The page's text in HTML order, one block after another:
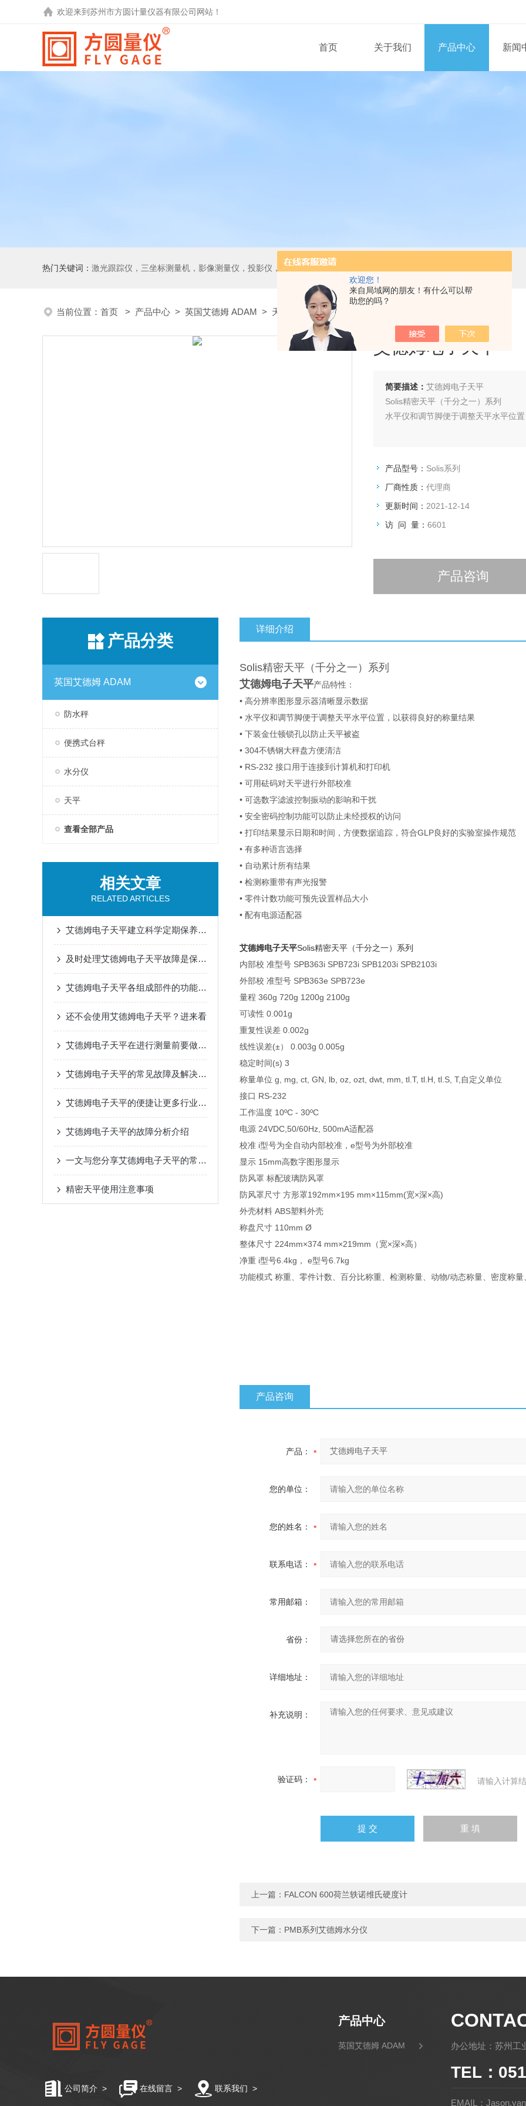
欢迎您！
来自局域网的朋友！有什么可以帮
助您的吗？
欢迎来到 苏州市方圆计量仪器有限公司 网站！
首页 关于我们 产品中心 新闻
热门关键词： 激光跟踪仪，三坐标测量机，影像测量仪，投影仪，工具显微镜，粗糙度仪、轮廓仪，圆度圆柱度仪，齿轮啮合仪，齿轮检测中心，测高仪，测长仪，激光测径仪，气动量仪，通用量具，硬度计，光谱分析仪，万能试验机，金相设备，内窥镜，无损检测，环境试验，表面涂装检测等精密仪器
当前位置： 首页 > 产品中心 > 英国艾德姆 ADAM > 天平 > Solis系列艾德姆电子天平
艾德姆电子天平
简要描述： 艾德姆电子天平
Solis精密天平（千分之一）系列
水平仪和调节脚便于调整天平水平位
产品型号： Solis系列
厂商性质： 代理商
更新时间： 2021-12-14
访 问 量： 6601
产品咨询
产品分类
英国艾德姆 ADAM
防水秤
便携式台秤
水分仪
天平
查看全部产品
相关文章
RELATED ARTICLES
艾德姆电子天平建立科学定期保养机制的重要性分享
及时处理艾德姆电子天平故障是保障数据可靠性的关键
艾德姆电子天平各组成部件的功能特点分享
还不会使用艾德姆电子天平？进来看
艾德姆电子天平在进行测量前要做好这些准备工作
艾德姆电子天平的常见故障及解决方法分享
艾德姆电子天平的便捷让更多行业都选择了它
艾德姆电子天平的故障分析介绍
一文与您分享艾德姆电子天平的常见故障解决方法
精密天平使用注意事项
详细介绍
Solis精密天平（千分之一）系列
艾德姆电子天平产品特性：
• 高分辨率图形显示器清晰显示数据
• 水平仪和调节脚便于调整天平水平位置，以获得良好的称量结果
• 下装金仕顿锁孔以防止天平被盗
• 304不锈钢大秤盘方便清洁
• RS-232 接口用于连接到计算机和打印机
• 可用砝码对天平进行外部校准
• 可选数字滤波控制振动的影响和干扰
• 安全密码控制功能可以防止未经授权的访问
• 打印结果显示日期和时间，方便数据追踪，符合GLP良好的实验室操作规范
• 有多种语言选择
• 自动累计所有结果
• 检测称重带有声光报警
• 零件计数功能可预先设置样品大小
• 配有电源适配器
艾德姆电子天平Solis精密天平（千分之一）系列
内部校 准型号 SPB363i SPB723i SPB1203i SPB2103i
外部校 准型号 SPB363e SPB723e
量程 360g 720g 1200g 2100g
可读性 0.001g
重复性误差 0.002g
线性误差(±） 0.003g 0.005g
稳定时间(s) 3
称量单位 g, mg, ct, GN, lb, oz, ozt, dwt, mm, tl.T, tl.H, tl.S, T,自定义单位
接口 RS-232
工作温度 10ºC - 30ºC
电源 24VDC,50/60Hz, 500mA适配器
校准 i型号为全自动内部校准，e型号为外部校准
显示 15mm高数字图形显示
防风罩 标配玻璃防风罩
防风罩尺寸 方形罩192mm×195 mm×115mm(宽×深×高)
外壳材料 ABS塑料外壳
称盘尺寸 110mm Ø
整体尺寸 224mm×374 mm×219mm（宽×深×高）
净重 i型号6.4kg， e型号6.7kg
功能模式 称重、零件计数、百分比称重、检测称量、动物/动态称量、密度称
产品咨询
产品：
您的单位：
您的姓名：
联系电话：
常用邮箱：
省份：
详细地址：
补充说明：
验证码： 请输入计算
上一篇： FALCON 600荷兰轶诺维氏硬度计
下一篇： PMB系列艾德姆水分仪
公司简介 > 在线留言 > 联系我们 >
产品中心
英国艾德姆 ADAM 办公地址：苏州工
TEL：
EMAIL：